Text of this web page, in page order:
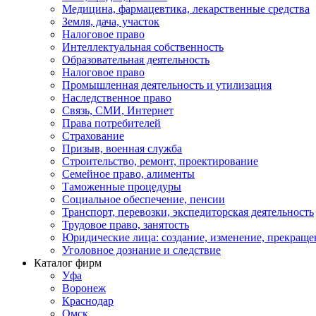
Медицина, фармацевтика, лекарственные средства
Земля, дача, участок
Налоговое право
Интеллектуальная собственность
Образовательная деятельность
Налоговое право
Промышленная деятельность и утилизация
Наследственное право
Связь, СМИ, Интернет
Права потребителей
Страхование
Призыв, военная служба
Строительство, ремонт, проектирование
Семейное право, алименты
Таможенные процедуры
Социальное обеспечение, пенсии
Транспорт, перевозки, экспедиторская деятельность
Трудовое право, занятость
Юридические лица: создание, изменение,
Уголовное дознание и следствие
Каталог фирм
Уфа
Воронеж
Краснодар
Омск